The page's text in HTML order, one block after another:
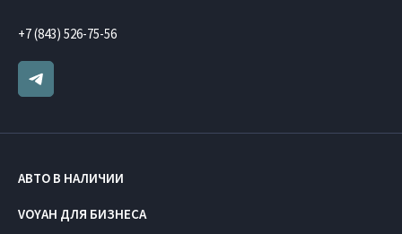
+7 (843) 526-75-56
АВТО В НАЛИЧИИ
VOYAH ДЛЯ БИЗНЕСА